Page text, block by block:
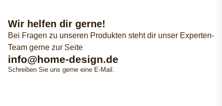
Wir helfen dir gerne!
Bei Fragen zu unseren Produkten steht dir unser Experten-
Team gerne zur Seite
info@home-design.de
Schreiben Sie uns gerne eine E-Mail.